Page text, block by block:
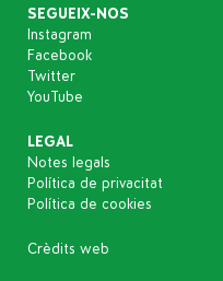
SEGUEIX-NOS
Instagram
Facebook
Twitter
YouTube
LEGAL
Notes legals
Política de privacitat
Política de cookies
Crèdits web